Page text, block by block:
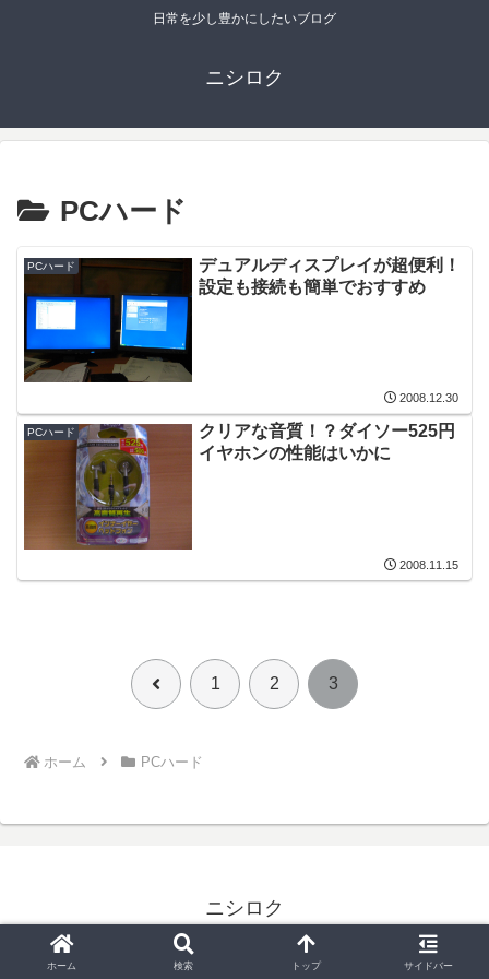
日常を少し豊かにしたいブログ
ニシロク
PCハード
PCハード
デュアルディスプレイが超便利！
設定も接続も簡単でおすすめ
2008.12.30
PCハード
クリアな音質！？ダイソー525円
イヤホンの性能はいかに
2008.11.15
前 1 2 3
ホーム PCハード
ニシロク
© 2008 ニシロク.
ホーム 検索 トップ サイドバー